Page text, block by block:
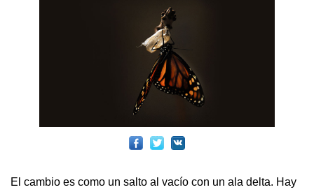
El cambio es como un salto al vacío con un ala delta. Hay